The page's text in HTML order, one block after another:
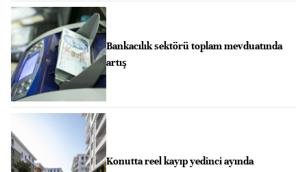
Bankacılık sektörü toplam mevduatında
artış
Konutta reel kayıp yedinci ayında